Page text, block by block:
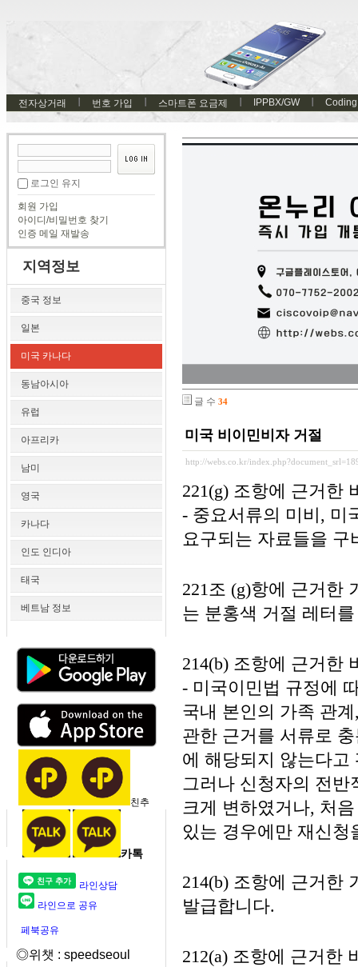
전자상거래 번호 가입 스마트폰 요금제 IPPBX/GW Coding
로그인 유지
회원 가입
아이디/비밀번호 찾기
인증 메일 재발송
지역정보
중국 정보
일본
미국 카나다
동남아시아
유럽
아프리카
남미
영국
카나다
인도 인디아
태국
베트남 정보
친추
카톡
라인상담
라인으로 공유
페북공유
◎위챗 : speedseoul
글 수 34
미국 비이민비자 거절
http://webs.co.kr/
221(g) 조항에 근거한
- 중요서류의 미비, 미
요구되는 자료들을 구
221조 (g)항에 근거한
는 분홍색 거절 레터
214(b) 조항에 근거한
- 미국이민법 규정에
국내 본인의 가족 관
관한 근거를 서류로
에 해당되지 않는다
그러나 신청자의 전반
크게 변하였거나, 처
있는 경우에만 재신
214(b) 조항에 근거한
발급합니다.
212(a) 조항에 근거한